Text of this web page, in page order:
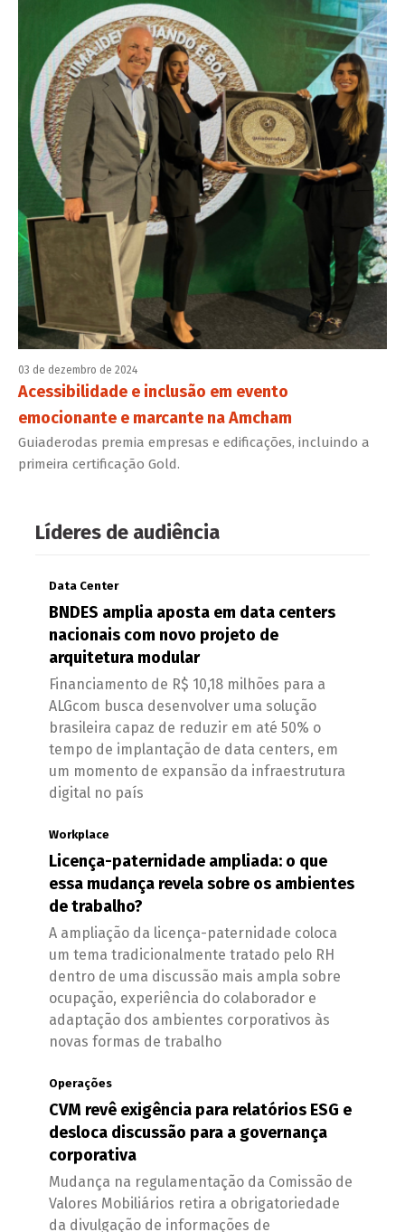
03 de dezembro de 2024
Acessibilidade e inclusão em evento
emocionante e marcante na Amcham
Guiaderodas premia empresas e edificações, incluindo a
primeira certificação Gold.
Líderes de audiência
Data Center
BNDES amplia aposta em data centers
nacionais com novo projeto de
arquitetura modular
Financiamento de R$ 10,18 milhões para a
ALGcom busca desenvolver uma solução
brasileira capaz de reduzir em até 50% o
tempo de implantação de data centers, em
um momento de expansão da infraestrutura
digital no país
Workplace
Licença-paternidade ampliada: o que
essa mudança revela sobre os ambientes
de trabalho?
A ampliação da licença-paternidade coloca
um tema tradicionalmente tratado pelo RH
dentro de uma discussão mais ampla sobre
ocupação, experiência do colaborador e
adaptação dos ambientes corporativos às
novas formas de trabalho
Operações
CVM revê exigência para relatórios ESG e
desloca discussão para a governança
corporativa
Mudança na regulamentação da Comissão de
Valores Mobiliários retira a obrigatoriedade
da divulgação de informações de